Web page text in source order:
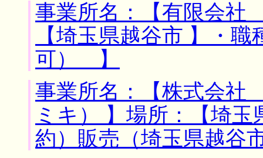
事業所名：【有限会
【埼玉県越谷市 】・
可） 】
事業所名：【株式会
ミキ） 】場所：【埼
約）販売（埼玉県越谷